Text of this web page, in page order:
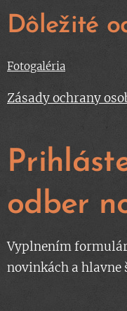
Dôležité
Fotogaléria
Zásady ochrany
odber
Vyplnením
novinkách a hlavne